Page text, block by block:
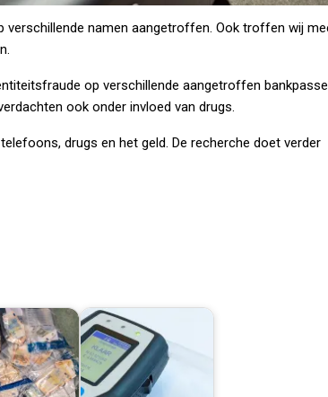
verschillende namen aangetroffen. Ook troffen wij
op verschillende aangetroffen
ook onder invloed van drugs.
drugs en het geld. De recherche doet verder